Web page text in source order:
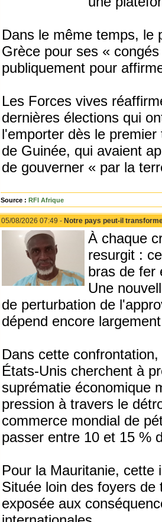
Dans le même temps, le
Grèce pour ses «
publiquement pour
Les Forces vives
dernières élections qui
l'emporter dès le
de Guinée, qui avaient
de gouverner « par la
Source : RFI Afrique
05/08/2026 07:49 - Notre pays peut-il
À chaque
resurgit :
bras de fer
Une
de perturbation de
dépend encore
Dans cette
États-Unis cherchent à
suprématie économique
pression à travers le
commerce mondial de
passer entre 10 et 15 %
Pour la Mauritanie, cette
Située loin des foyers
exposée aux